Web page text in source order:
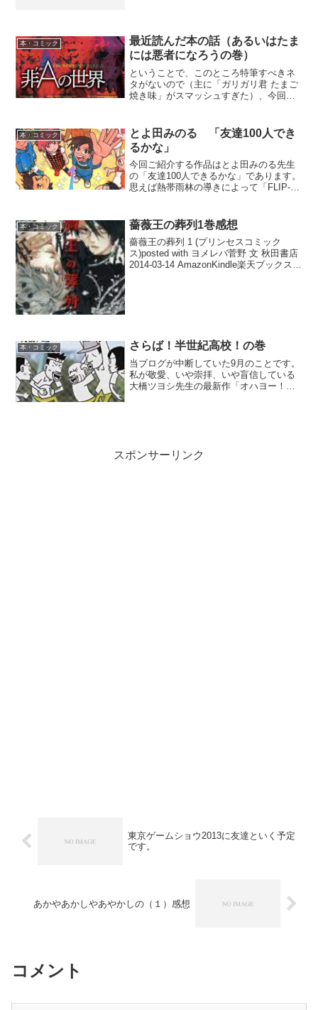
本・コミック
最近読んだ本の話（あるいはたま
には悪者になろうの巻）
ということで、このところ特筆すべきネ
タがないので（主に「ガリガリ君 たまご
焼き味」がスマッシュすぎた）、今回は
すが、わたくしtodomeの書く記事をつぶ
さにご覧になる方...
本・コミック
とよ田みのる 「友達100人でき
るかな」
今回ご紹介する作品はとよ田みのる先生
の「友達100人できるかな」であります。
思えば熱帯雨林の導きによって「FLIP-
怪録」、「CATCH & THROW」、「ラブ
ロ...
本・コミック 薔薇王の葬列1巻感想
薔薇王の葬列 1 (プリンセスコミック
ス)posted with ヨメレバ菅野 文 秋田書店
2014-03-14 AmazonKindle楽天ブックス
本・コミック さらば！半世紀高校！の巻
当ブログが中断していた9月のことです。
私が敬愛、いや崇拝、いや盲信している
大橋ツヨシ先生の最新作「オハヨー！半
スポンサーリンク
東京ゲームショウ2013に友達といく予定
です。
あかやあかしやあやかしの（１）感想
コメント